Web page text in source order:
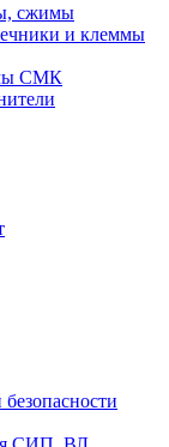
сжимы
и клеммы
СМК